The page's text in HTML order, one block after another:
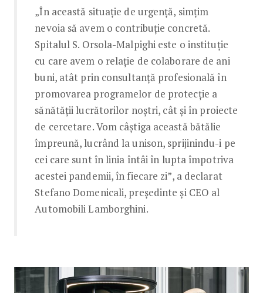
„În această situație de urgență, simțim
nevoia să avem o contribuție concretă.
Spitalul S. Orsola-Malpighi este o instituție
cu care avem o relație de colaborare de ani
buni, atât prin consultanță profesională în
promovarea programelor de protecție a
sănătății lucrătorilor noștri, cât și în proiecte
de cercetare. Vom câștiga această bătălie
împreună, lucrând la unison, sprijinindu-i pe
cei care sunt în linia întâi în lupta împotriva
acestei pandemii, în fiecare zi”, a declarat
Stefano Domenicali, președinte și CEO al
Automobili Lamborghini.